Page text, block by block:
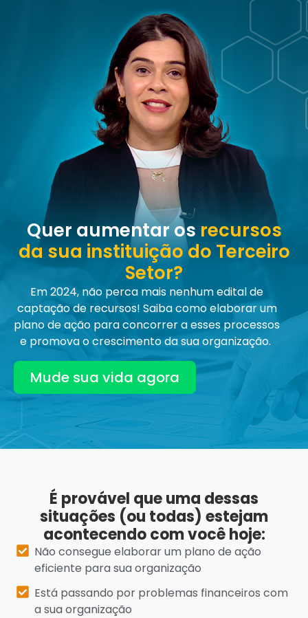
Quer aumentar os recursos
da sua instituição do Terceiro
Setor?
Em 2024, não perca mais nenhum edital de
captação de recursos! Saiba como elaborar um
plano de ação para concorrer a esses processos
e promova o crescimento da sua organização.
Mude sua vida agora
É provável que uma dessas
situações (ou todas) estejam
acontecendo com você hoje:
Não consegue elaborar um plano de ação
eficiente para sua organização
Está passando por problemas financeiros com
a sua organização